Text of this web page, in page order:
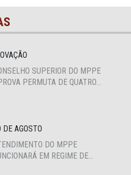
SUPERIOR DO MPPE
PERMUTA DE QUATRO
DE AGOSTO
DO MPPE
EM REGIME DE